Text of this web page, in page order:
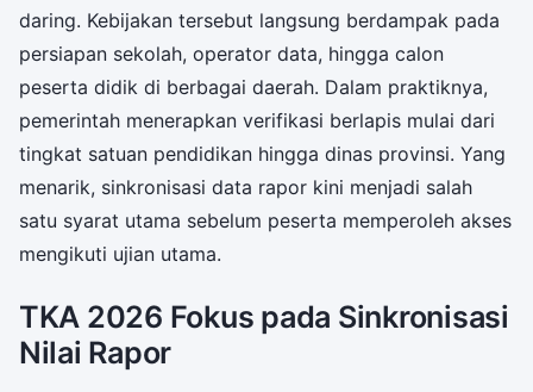
daring. Kebijakan tersebut langsung berdampak pada
persiapan sekolah, operator data, hingga calon
peserta didik di berbagai daerah. Dalam praktiknya,
pemerintah menerapkan verifikasi berlapis mulai dari
tingkat satuan pendidikan hingga dinas provinsi. Yang
menarik, sinkronisasi data rapor kini menjadi salah
satu syarat utama sebelum peserta memperoleh akses
mengikuti ujian utama.
TKA 2026 Fokus pada Sinkronisasi
Nilai Rapor